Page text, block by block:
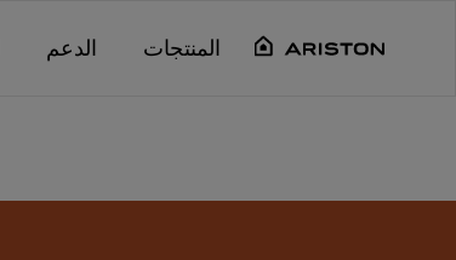
المنتجات الدعم